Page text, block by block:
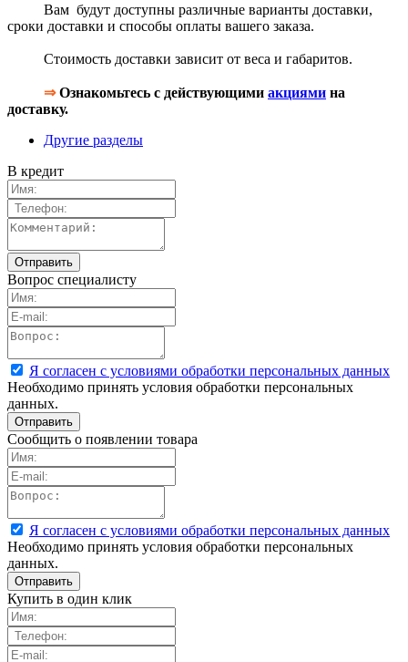
Вам будут доступны различные варианты доставки,
сроки доставки и способы оплаты вашего заказа.
Стоимость доставки зависит от веса и габаритов.
⇒Ознакомьтесь с действующими акциями на
доставку.
Другие разделы
В кредит
Вопрос специалисту
Я согласен с условиями обработки персональных данных
Необходимо принять условия обработки персональных
данных.
Сообщить о появлении товара
Я согласен с условиями обработки персональных данных
Необходимо принять условия обработки персональных
данных.
Купить в один клик